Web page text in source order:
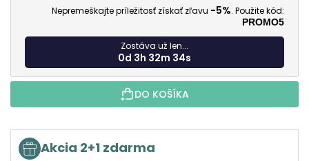
Nepremeškajte príležitosť získať zľavu -5%. Použite kód:
PROMO5
Zostáva už len...
0d 3h 32m 33s
DO KOŠÍKA
Akcia 2+1 zdarma